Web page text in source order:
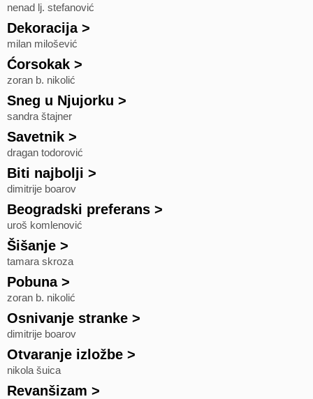
nenad lj. stefanović
Dekoracija>
milan milošević
Ćorsokak >
zoran b. nikolić
Sneg u Njujorku >
sandra štajner
Savetnik >
dragan todorović
Biti najbolji >
dimitrije boarov
Beogradski preferans >
uroš komlenović
Šišanje >
tamara skroza
Pobuna>
zoran b. nikolić
Osnivanje stranke >
dimitrije boarov
Otvaranje izložbe >
nikola šuica
Revanšizam >